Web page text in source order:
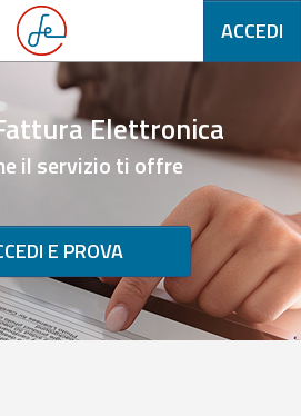
ACCEDI
Elettronica
il servizio ti offre
E PROVA